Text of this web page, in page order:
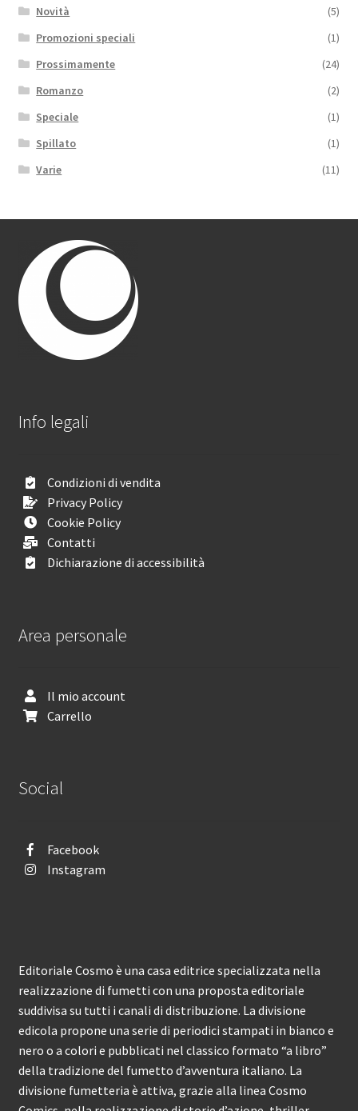
Novità
(5)
Promozioni speciali
(1)
Prossimamente
(24)
Romanzo
(2)
Speciale
(1)
Spillato
(1)
Varie
(11)
Info legali
Condizioni di vendita
Privacy Policy
Cookie Policy
Contatti
Dichiarazione di accessibilità
Area personale
Il mio account
Carrello
Social
Facebook
Instagram
Editoriale Cosmo è una casa editrice specializzata nella
realizzazione di fumetti con una proposta editoriale
suddivisa su tutti i canali di distribuzione. La divisione
edicola propone una serie di periodici stampati in bianco e
nero o a colori e pubblicati nel classico formato “a libro”
della tradizione del fumetto d’avventura italiano. La
divisione fumetteria è attiva, grazie alla linea Cosmo